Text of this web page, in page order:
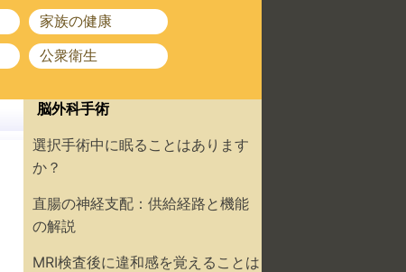
家族の健康
公衆衛生
脳外科手術
選択手術中に眠ることはあります
か？
直腸の神経支配：供給経路と機能
の解説
MRI検査後に違和感を覚えることは